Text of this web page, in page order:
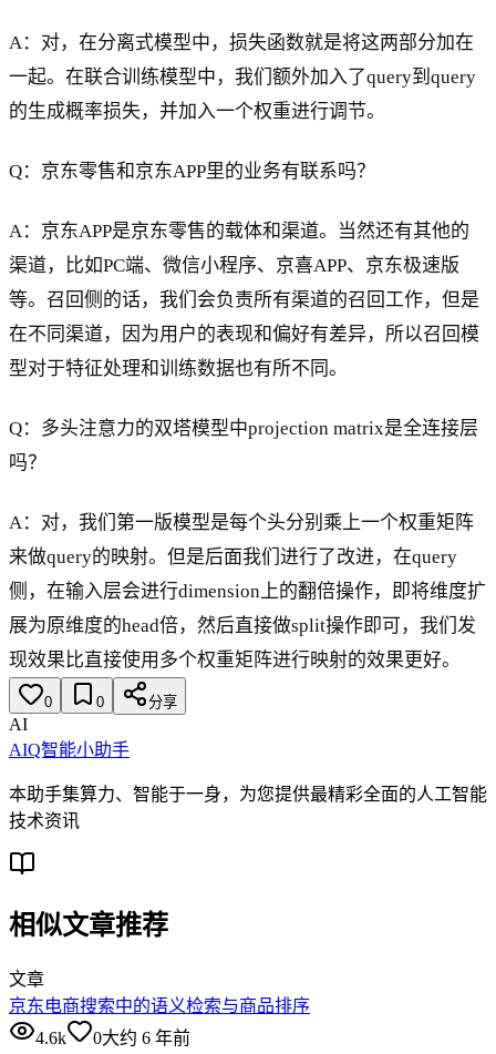
A：对，在分离式模型中，损失函数就是将这两部分加在
一起。在联合训练模型中，我们额外加入了query到query
的生成概率损失，并加入一个权重进行调节。
Q：京东零售和京东APP里的业务有联系吗？
A：京东APP是京东零售的载体和渠道。当然还有其他的
渠道，比如PC端、微信小程序、京喜APP、京东极速版
等。召回侧的话，我们会负责所有渠道的召回工作，但是
在不同渠道，因为用户的表现和偏好有差异，所以召回模
型对于特征处理和训练数据也有所不同。
Q：多头注意力的双塔模型中projection matrix是全连接层
吗？
A：对，我们第一版模型是每个头分别乘上一个权重矩阵
来做query的映射。但是后面我们进行了改进，在query
侧，在输入层会进行dimension上的翻倍操作，即将维度扩
展为原维度的head倍，然后直接做split操作即可，我们发
现效果比直接使用多个权重矩阵进行映射的效果更好。
0 0 分享
AI
AIQ智能小助手
本助手集算力、智能于一身，为您提供最精彩全面的人工智能
技术资讯
相似文章推荐
文章
京东电商搜索中的语义检索与商品排序
4.6k
0大约 6 年前